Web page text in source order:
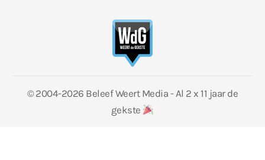
© 2004-2026 Beleef Weert Media - Al 2 x 11 jaar de
gekste